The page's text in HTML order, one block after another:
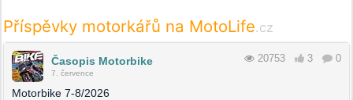
Příspěvky motorkářů na MotoLife.cz
Časopis Motorbike
7. července
20753 3 0
Motorbike 7-8/2026